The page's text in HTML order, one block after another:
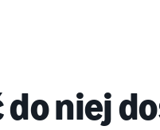
do niej